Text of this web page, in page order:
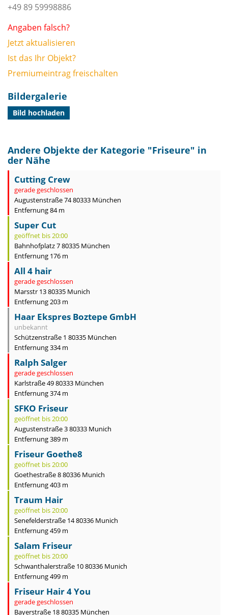
+49 89 59998886
Angaben falsch?
Jetzt aktualisieren
Ist das Ihr Objekt?
Premiumeintrag freischalten
Bildergalerie
Bild hochladen
Andere Objekte der Kategorie "Friseure" in
der Nähe
Cutting Crew
gerade geschlossen
Augustenstraße 74 80333 München
Entfernung 84 m
Super Cut
geöffnet bis 20:00
Bahnhofplatz 7 80335 München
Entfernung 176 m
All 4 hair
gerade geschlossen
Marsstr 13 80335 Munich
Entfernung 203 m
Haar Ekspres Boztepe GmbH
unbekannt
Schützenstraße 1 80335 München
Entfernung 334 m
Ralph Salger
gerade geschlossen
Karlstraße 49 80333 München
Entfernung 374 m
SFKO Friseur
geöffnet bis 20:00
Augustenstraße 3 80333 Munich
Entfernung 389 m
Friseur Goethe8
geöffnet bis 20:00
Goethestraße 8 80336 Munich
Entfernung 403 m
Traum Hair
geöffnet bis 20:00
Senefelderstraße 14 80336 Munich
Entfernung 459 m
Salam Friseur
geöffnet bis 20:00
Schwanthalerstraße 10 80336 Munich
Entfernung 499 m
Friseur Hair 4 You
gerade geschlossen
Bayerstraße 18 80335 München